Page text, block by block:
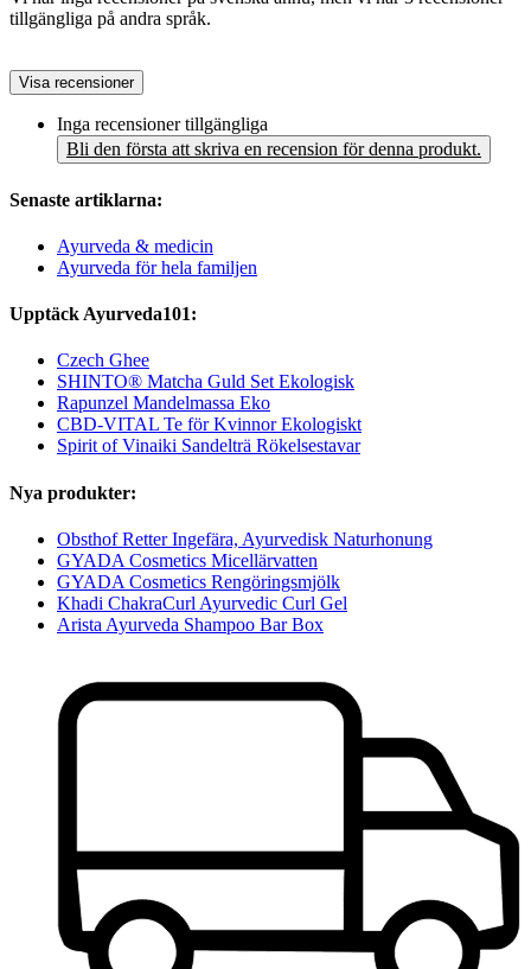
tillgängliga på andra språk.
Visa recensioner
Inga recensioner tillgängliga
Bli den första att skriva en recension för denna produkt.
Senaste artiklarna:
Ayurveda & medicin
Ayurveda för hela familjen
Upptäck Ayurveda101:
Czech Ghee
SHINTO® Matcha Guld Set Ekologisk
Rapunzel Mandelmassa Eko
CBD-VITAL Te för Kvinnor Ekologiskt
Spirit of Vinaiki Sandelträ Rökelsestavar
Nya produkter:
Obsthof Retter Ingefära, Ayurvedisk Naturhonung
GYADA Cosmetics Micellärvatten
GYADA Cosmetics Rengöringsmjölk
Khadi ChakraCurl Ayurvedic Curl Gel
Arista Ayurveda Shampoo Bar Box